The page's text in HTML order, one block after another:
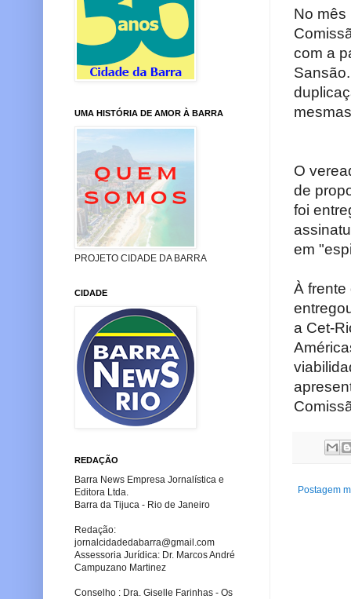
No mês
com a
O
de
foi
em
À frente
a Cet-
Postagem
UMA HISTÓRIA DE AMOR À BARRA
PROJETO CIDADE DA BARRA
CIDADE
REDAÇÃO
Barra News Empresa Jornalística e
Editora Ltda.
Barra da Tijuca - Rio de Janeiro
Redação:
jornalcidadedabarra@gmail.com
Assessoria Jurídica: Dr. Marcos André
Campuzano Martinez
Conselho : Dra. Giselle Farinhas - Os